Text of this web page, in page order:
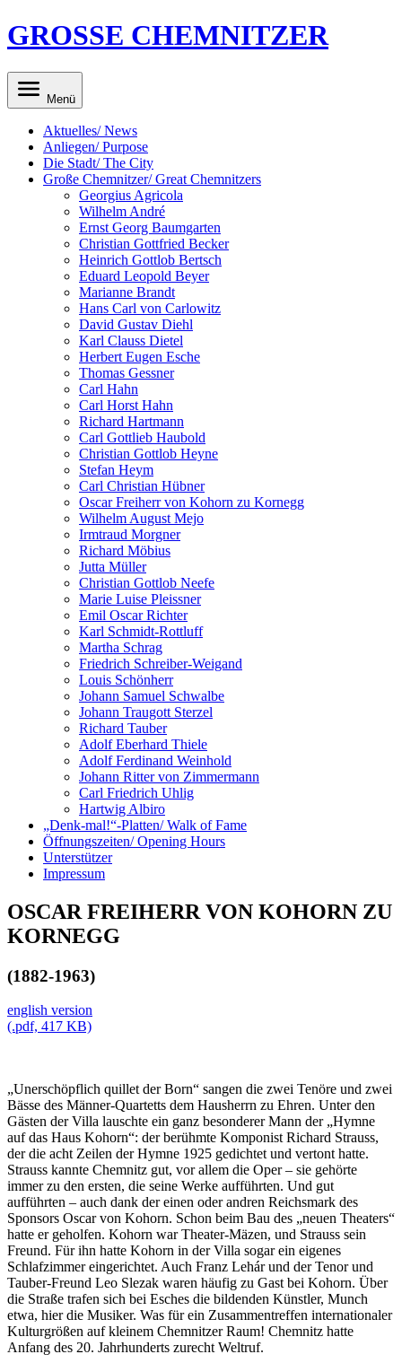
GROSSE CHEMNITZER
Menü
Aktuelles/ News
Anliegen/ Purpose
Die Stadt/ The City
Große Chemnitzer/ Great Chemnitzers
Georgius Agricola
Wilhelm André
Ernst Georg Baumgarten
Christian Gottfried Becker
Heinrich Gottlob Bertsch
Eduard Leopold Beyer
Marianne Brandt
Hans Carl von Carlowitz
David Gustav Diehl
Karl Clauss Dietel
Herbert Eugen Esche
Thomas Gessner
Carl Hahn
Carl Horst Hahn
Richard Hartmann
Carl Gottlieb Haubold
Christian Gottlob Heyne
Stefan Heym
Carl Christian Hübner
Oscar Freiherr von Kohorn zu Kornegg
Wilhelm August Mejo
Irmtraud Morgner
Richard Möbius
Jutta Müller
Christian Gottlob Neefe
Marie Luise Pleissner
Emil Oscar Richter
Karl Schmidt-Rottluff
Martha Schrag
Friedrich Schreiber-Weigand
Louis Schönherr
Johann Samuel Schwalbe
Johann Traugott Sterzel
Richard Tauber
Adolf Eberhard Thiele
Adolf Ferdinand Weinhold
Johann Ritter von Zimmermann
Carl Friedrich Uhlig
Hartwig Albiro
„Denk-mal!“-Platten/ Walk of Fame
Öffnungszeiten/ Opening Hours
Unterstützer
Impressum
OSCAR FREIHERR VON KOHORN ZU
KORNEGG
(1882-1963)
english version
(.pdf, 417 KB)
„Unerschöpflich quillet der Born“ sangen die zwei Tenöre und zwei
Bässe des Männer-Quartetts dem Hausherrn zu Ehren. Unter den
Gästen der Villa lauschte ein ganz besonderer Mann der „Hymne
auf das Haus Kohorn“: der berühmte Komponist Richard Strauss,
der die acht Zeilen der Hymne 1925 gedichtet und vertont hatte.
Strauss kannte Chemnitz gut, vor allem die Oper – sie gehörte
immer zu den ersten, die seine Werke aufführten. Und gut
aufführten – auch dank der einen oder andren Reichsmark des
Sponsors Oscar von Kohorn. Schon beim Bau des „neuen Theaters“
hatte er geholfen. Kohorn war Theater-Mäzen, und Strauss sein
Freund. Für ihn hatte Kohorn in der Villa sogar ein eigenes
Schlafzimmer eingerichtet. Auch Franz Lehár und der Tenor und
Tauber-Freund Leo Slezak waren häufig zu Gast bei Kohorn. Über
die Straße trafen sich bei Esches die bildenden Künstler, Munch
etwa, hier die Musiker. Was für ein Zusammentreffen internationaler
Kulturgrößen auf kleinem Chemnitzer Raum! Chemnitz hatte
Anfang des 20. Jahrhunderts zurecht Weltruf.